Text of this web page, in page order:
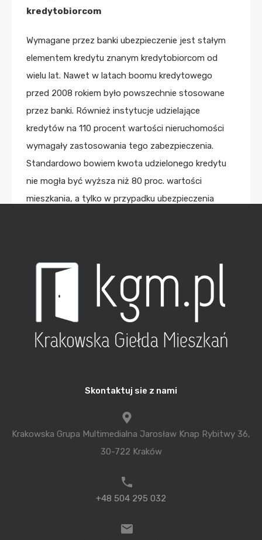
kredytobiorcom
Wymagane przez banki ubezpieczenie jest stałym
elementem kredytu znanym kredytobiorcom od
wielu lat. Nawet w latach boomu kredytowego
przed 2008 rokiem było powszechnie stosowane
przez banki. Również instytucje udzielające
kredytów na 110 procent wartości nieruchomości
wymagały zastosowania tego zabezpieczenia.
Standardowo bowiem kwota udzielonego kredytu
nie mogła być wyższa niż 80 proc. wartości
mieszkania, a tylko w przypadku ubezpieczenia
płatna na okres 3-5 lat, a po tym czasie
następowała weryfikacja stanu zadłużenia
względem wartości. Jeśli kredyt ciągle był wyższy
niż 80 procent, to konieczne było zapłacenia
składki na kolejny okres. Aktualnie opłaty są
Dla osób, które kwalifikują się do programu MdM,
wymagany wkład własny. W zależności od liczby
dzieci wysokość dopłaty może wynosić od 10 do
Skontaktuj sie z nami
Krakowska Grupa Multimedialna Jarosław Knap Rybitwy 36,
30-722 Kraków
+48 504 295 032